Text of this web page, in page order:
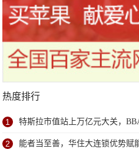
热度排行
1 特斯拉市值站上万亿元大关，
2 能者当至善，华住大连锁优势赋